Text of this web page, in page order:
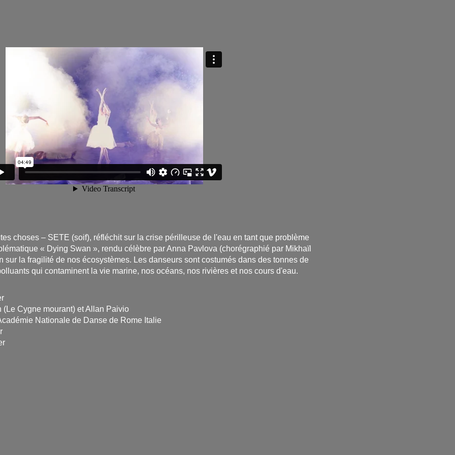
choses – SETE (soif), réfléchit sur la crise périlleuse de l'eau en tant que problème
« Dying Swan », rendu célèbre par Anna Pavlova (chorégraphié par Mikhaïl
sur la fragilité de nos écosystèmes. Les danseurs sont costumés dans des tonnes de
qui contaminent la vie marine, nos océans, nos rivières et nos cours d'eau.
Cygne mourant) et Allan Paivio
Nationale de Danse de Rome Italie